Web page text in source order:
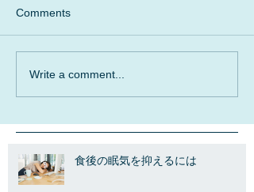
Comments
Write a comment...
食後の眠気を抑えるには